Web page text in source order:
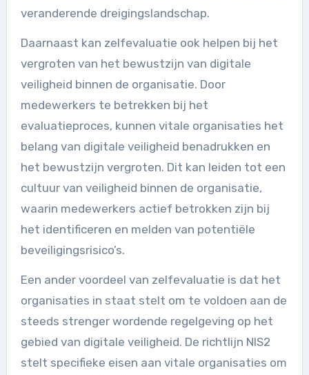
veranderende dreigingslandschap.
Daarnaast kan zelfevaluatie ook helpen bij het
vergroten van het bewustzijn van digitale
veiligheid binnen de organisatie. Door
medewerkers te betrekken bij het
evaluatieproces, kunnen vitale organisaties het
belang van digitale veiligheid benadrukken en
het bewustzijn vergroten. Dit kan leiden tot een
cultuur van veiligheid binnen de organisatie,
waarin medewerkers actief betrokken zijn bij
het identificeren en melden van potentiële
beveiligingsrisico’s.
Een ander voordeel van zelfevaluatie is dat het
organisaties in staat stelt om te voldoen aan de
steeds strenger wordende regelgeving op het
gebied van digitale veiligheid. De richtlijn NIS2
stelt specifieke eisen aan vitale organisaties om